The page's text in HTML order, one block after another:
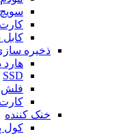
ذخیره
SSD
فلش
خنک کننده
کول